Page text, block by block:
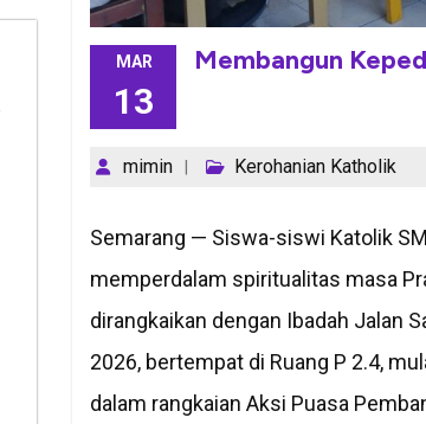
MAR
13
Membangun
mimin Kerohanian Katholik
Semarang — Siswa-siswi Katolik
memperdalam spiritualitas masa
dirangkaikan dengan Ibadah Jalan
2026, bertempat di Ruang P 2.4,
dalam rangkaian Aksi Puasa